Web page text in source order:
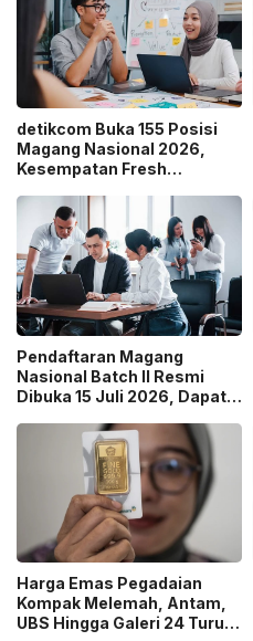
detikcom Buka 155 Posisi
Magang Nasional 2026,
Kesempatan Fresh
Media Digital!
Pendaftaran Magang
Nasional Batch II Resmi
Dibuka 15 Juli 2026, Dapat
Harga Emas Pegadaian
Kompak Melemah, Antam,
UBS Hingga Galeri 24 Turun